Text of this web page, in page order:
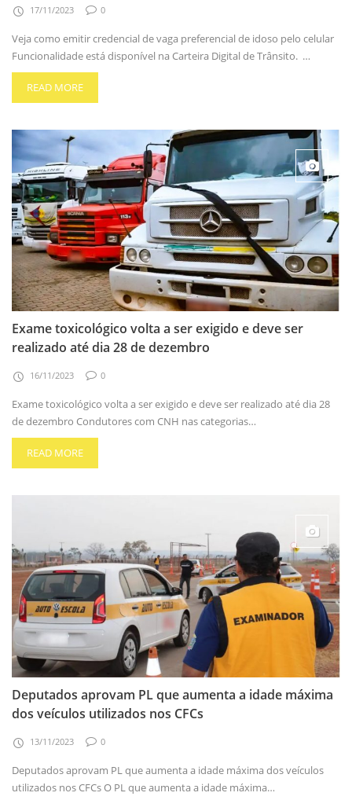
17/11/2023 0
Veja como emitir credencial de vaga preferencial de idoso pelo celular
Funcionalidade está disponível na Carteira Digital de Trânsito. …
READ MORE
Exame toxicológico volta a ser exigido e deve ser
realizado até dia 28 de dezembro
16/11/2023 0
Exame toxicológico volta a ser exigido e deve ser realizado até dia 28
de dezembro Condutores com CNH nas categorias…
READ MORE
Deputados aprovam PL que aumenta a idade máxima
dos veículos utilizados nos CFCs
13/11/2023 0
Deputados aprovam PL que aumenta a idade máxima dos veículos
utilizados nos CFCs O PL que aumenta a idade máxima…